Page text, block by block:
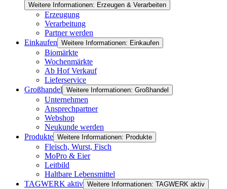
Weitere Informationen: Erzeugen & Verarbeiten
Erzeugung
Verarbeitung
Partner werden
Einkaufen Weitere Informationen: Einkaufen
Biomärkte
Wochenmärkte
Ab Hof Verkauf
Lieferservice
Großhandel Weitere Informationen: Großhandel
Unternehmen
Ansprechpartner
Webshop
Neukunde werden
Produkte Weitere Informationen: Produkte
Fleisch, Wurst, Fisch
MoPro & Eier
Leitbild
Haltbare Lebensmittel
TAGWERK aktiv Weitere Informationen: TAGWERK aktiv